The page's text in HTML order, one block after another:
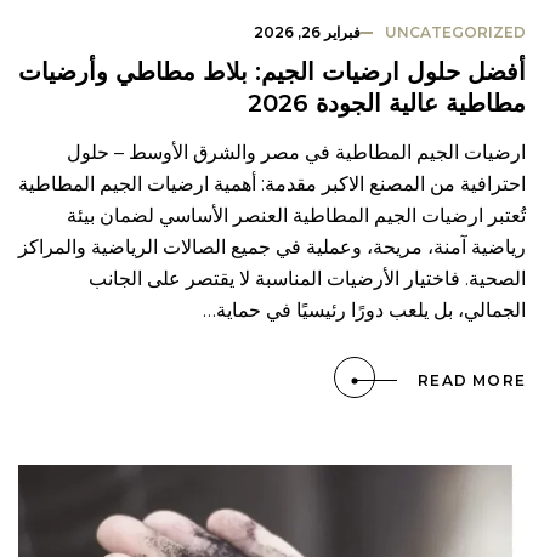
UNCATEGORIZED فبراير 26, 2026
أفضل حلول ارضيات الجيم: بلاط مطاطي وأرضيات
مطاطية عالية الجودة 2026
ارضيات الجيم المطاطية في مصر والشرق الأوسط – حلول
احترافية من المصنع الاكبر مقدمة: أهمية ارضيات الجيم المطاطية
تُعتبر ارضيات الجيم المطاطية العنصر الأساسي لضمان بيئة
رياضية آمنة، مريحة، وعملية في جميع الصالات الرياضية والمراكز
الصحية. فاختيار الأرضيات المناسبة لا يقتصر على الجانب
الجمالي، بل يلعب دورًا رئيسيًا في حماية…
READ MORE